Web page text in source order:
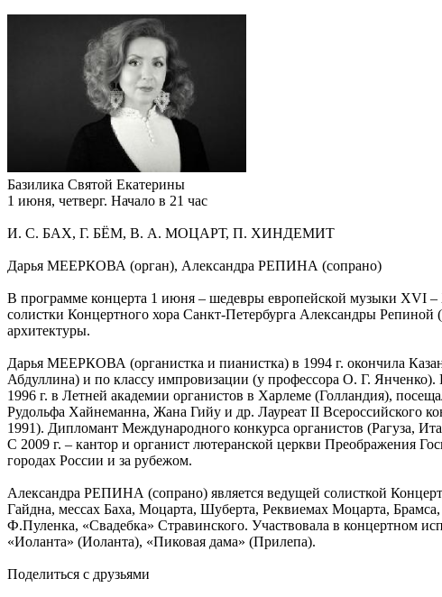
Базилика Святой Екатерины
1 июня, четверг. Начало в 21 час
И. С. БАХ, Г. БЁМ, В. А. МОЦАРТ, П. ХИНДЕМИТ
Дарья МЕЕРКОВА (орган), Александра РЕПИНА (сопрано)
В программе концерта 1 июня – шедевры европейской музыки XVI
солистки Концертного хора Санкт-Петербурга Александры Репиной
архитектуры.
Дарья МЕЕРКОВА (органистка и пианистка) в 1994 г. окончила
Абдуллина) и по классу импровизации (у профессора О. Г. Янченко).
1996 г. в Летней академии органистов в Харлеме (Голландия),
Рудольфа Хайнеманна, Жана Гийу и др. Лауреат II Всероссийского
1991). Дипломант Международного конкурса органистов (Рагуза,
С 2009 г. – кантор и органист лютеранской церкви Преображения
городах России и за рубежом.
Александра РЕПИНА (сопрано) является ведущей солисткой
Гайдна, мессах Баха, Моцарта, Шуберта, Реквиемах Моцарта,
Ф.Пуленка, «Свадебка» Стравинского. Участвовала в концертном
«Иоланта» (Иоланта), «Пиковая дама» (Прилепа).
Поделиться с друзьями